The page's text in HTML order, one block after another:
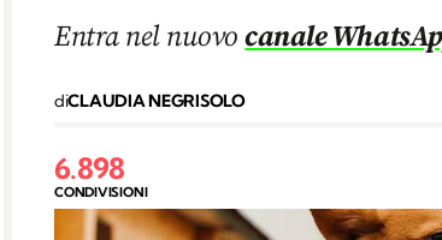
Entra nel nuovocanale
diCLAUDIA NEGRISOLO
6.898
CONDIVISIONI